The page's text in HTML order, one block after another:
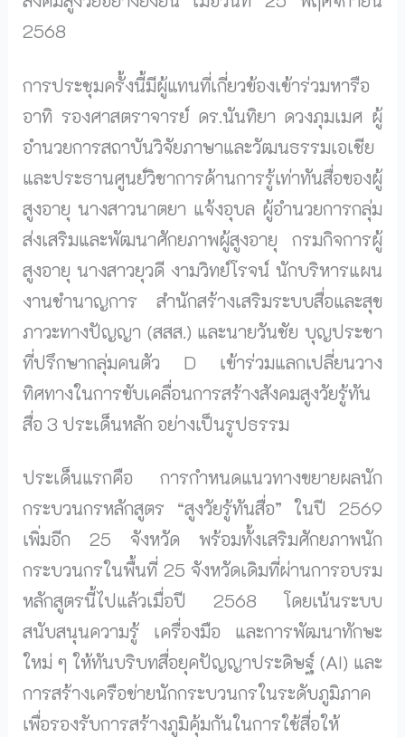
2568
การประชุมครั้งนี้มีผู้แทนที่เกี่ยวข้องเข้าร่วมหารือ
อาทิ รองศาสตราจารย์ ดร.นันทิยา ดวงภุมเมศ ผู้
อำนวยการสถาบันวิจัยภาษาและวัฒนธรรมเอเชีย
และประธานศูนย์วิชาการด้านการรู้เท่าทันสื่อของผู้
สูงอายุ นางสาวนาตยา แจ้งอุบล ผู้อำนวยการกลุ่ม
ส่งเสริมและพัฒนาศักยภาพผู้สูงอายุ กรมกิจการผู้
สูงอายุ นางสาวยุวดี งามวิทย์โรจน์ นักบริหารแผน
งานชำนาญการ สำนักสร้างเสริมระบบสื่อและสุข
ภาวะทางปัญญา (สสส.) และนายวันชัย บุญประชา
ที่ปรึกษากลุ่มคนตัว D เข้าร่วมแลกเปลี่ยนวาง
ทิศทางในการขับเคลื่อนการสร้างสังคมสูงวัยรู้ทัน
สื่อ 3 ประเด็นหลัก อย่างเป็นรูปธรรม
ประเด็นแรกคือ การกำหนดแนวทางขยายผลนัก
กระบวนกรหลักสูตร “สูงวัยรู้ทันสื่อ” ในปี 2569
เพิ่มอีก 25 จังหวัด พร้อมทั้งเสริมศักยภาพนัก
กระบวนกรในพื้นที่ 25 จังหวัดเดิมที่ผ่านการอบรม
หลักสูตรนี้ไปแล้วเมื่อปี 2568 โดยเน้นระบบ
สนับสนุนความรู้ เครื่องมือ และการพัฒนาทักษะ
ใหม่ ๆ ให้ทันบริบทสื่อยุคปัญญาประดิษฐ์ (AI) และ
การสร้างเครือข่ายนักกระบวนกรในระดับภูมิภาค
เพื่อรองรับการสร้างภูมิคุ้มกันในการใช้สื่อให้